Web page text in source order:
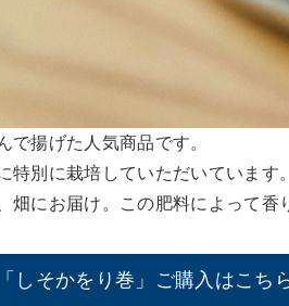
で揚げた人気商品です。
特別に栽培していただいていま
にお届け。この肥料によって香
「しそかをり巻」ご購入はこち